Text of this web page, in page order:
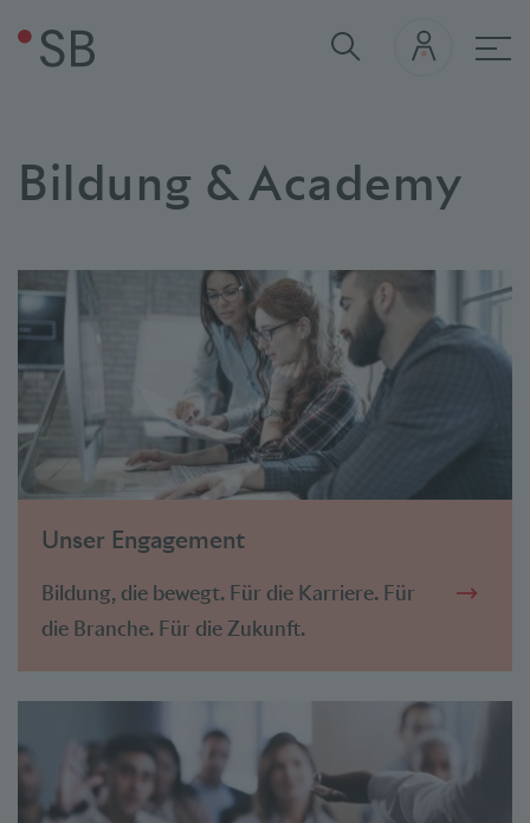
Bildung & Academy
Unser Engagement
Bildung, die bewegt. Für die Karriere. Für
die Branche. Für die Zukunft.